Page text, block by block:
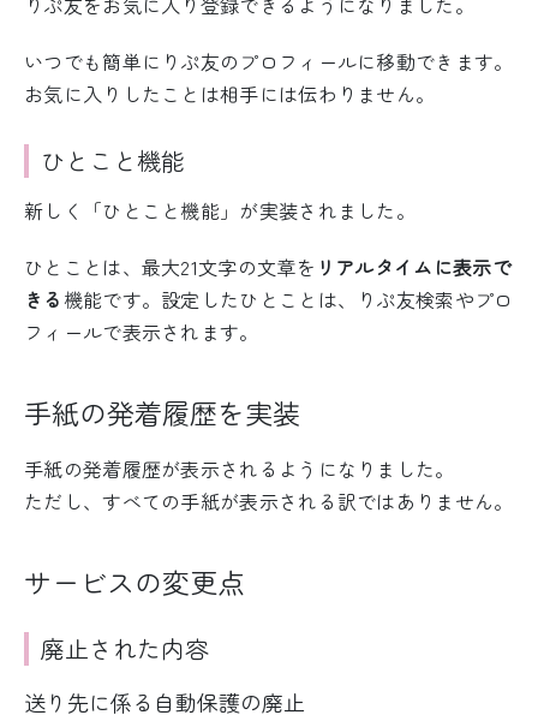
いつでも簡単にりぷ友のプロフィールに移動できます。
お気に入りしたことは相手には伝わりません。
ひとこと機能
新しく「ひとこと機能」が実装されました。
ひとことは、最大21文字の文章を リアルタイムに表示で
きる機能です。設定したひとことは、りぷ友検索やプロ
フィールで表示されます。
手紙の発着履歴を実装
手紙の発着履歴が表示されるようになりました。
ただし、すべての手紙が表示される訳ではありません。
サービスの変更点
廃止された内容
送り先に係る自動保護の廃止